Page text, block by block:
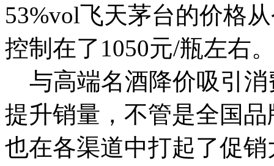
53%vol飞天茅台的价格
控制在了1050元/瓶左右
与高端名酒降价吸引消
提升销量，不管是全国
也在各渠道中打起了促